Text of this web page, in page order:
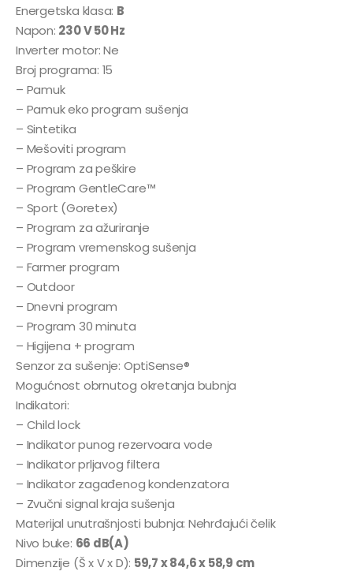
Energetska klasa: B
Napon: 230 V 50 Hz
Inverter motor: Ne
Broj programa: 15
– Pamuk
– Pamuk eko program sušenja
– Sintetika
– Mešoviti program
– Program za peškire
– Program GentleCare™
– Sport (Goretex)
– Program za ažuriranje
– Program vremenskog sušenja
– Farmer program
– Outdoor
– Dnevni program
– Program 30 minuta
– Higijena + program
Senzor za sušenje: OptiSense®
Mogućnost obrnutog okretanja bubnja
Indikatori:
– Child lock
– Indikator punog rezervoara vode
– Indikator prljavog filtera
– Indikator zagađenog kondenzatora
– Zvučni signal kraja sušenja
Materijal unutrašnjosti bubnja: Nehrđajući čelik
Nivo buke: 66 dB(A)
Dimenzije (Š x V x D): 59,7 x 84,6 x 58,9 cm